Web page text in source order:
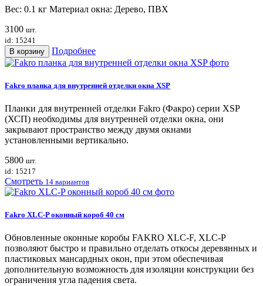
Вес: 0.1 кг Материал окна: Дерево, ПВХ
3100 шт.
id: 15241
В корзину
Подробнее
Fakro планка для внутренней отделки окна XSP
Планки для внутренней отделки Fakro (Факро) серии XSP
(ХСП) необходимы для внутренней отделки окна, они
закрывают пространство между двумя окнами
установленными вертикально.
5800 шт.
id: 15217
Смотреть 14 вариантов
Fakro XLC-P оконный короб 40 см
Обновленные оконные коробы FAKRO XLС-F, XLС-P
позволяют быстро и правильно отделать откосы деревянных и
пластиковых мансардных окон, при этом обеспечивая
дополнительную возможность для изоляции конструкции без
ограничения угла падения света.